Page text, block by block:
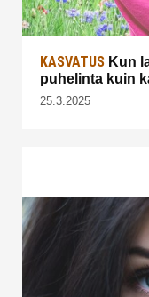
KASVATUS Kun
puhelinta kuin
25.3.2025